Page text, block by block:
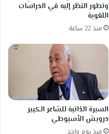
وتطور النظر إليه في الدراسات
اللغوية
منذ 22 ساعة
السيرة الذاتية للشاعر الكبير
درويش الأسيوطي
منذ يوم واحد